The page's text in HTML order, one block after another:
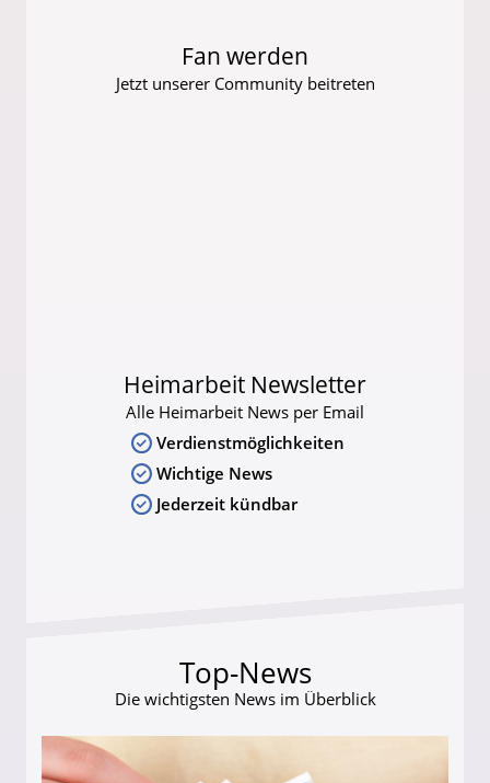
Fan werden
Jetzt unserer Community beitreten
Heimarbeit Newsletter
Alle Heimarbeit News per Email
Verdienstmöglichkeiten
Wichtige News
Jederzeit kündbar
Top-News
Die wichtigsten News im Überblick